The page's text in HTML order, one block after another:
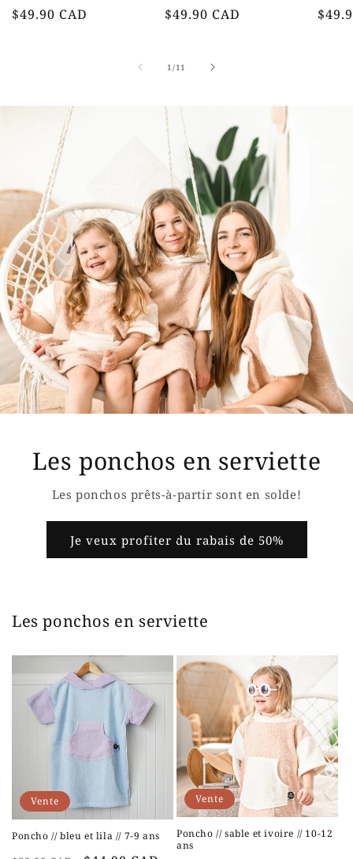
Prix
$49.90 CAD
Prix
$49.90 CAD
Prix
1 /
de11
Les ponchos en serviette
Les ponchos prêts-à-partir sont en solde!
Je veux profiter du rabais de 50%
Les ponchos en serviette
Vente
Poncho // bleu et lila // 7-9 ans
Vente
Poncho // sable et ivoire // 10-12
ans